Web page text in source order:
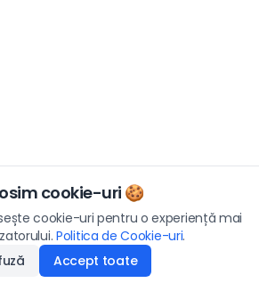
cookie-uri 🍪
cookie-uri pentru o experiență mai
Politica de Cookie-uri.
Accept toate